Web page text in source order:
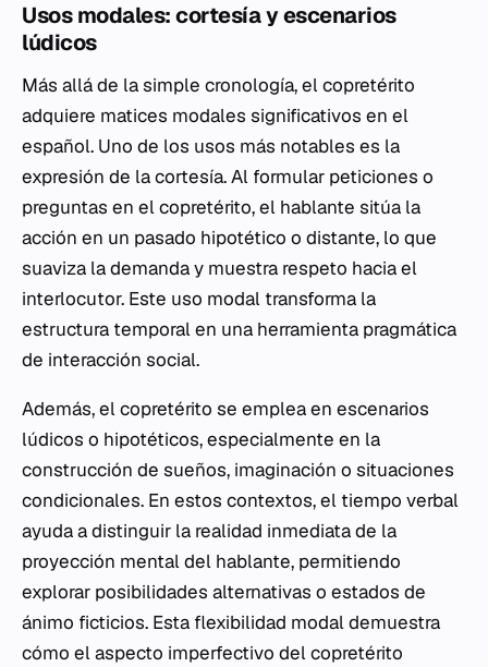
Usos modales: cortesía y escenarios
lúdicos
Más allá de la simple cronología, el copretérito
adquiere matices modales significativos en el
español. Uno de los usos más notables es la
expresión de la cortesía. Al formular peticiones o
preguntas en el copretérito, el hablante sitúa la
acción en un pasado hipotético o distante, lo que
suaviza la demanda y muestra respeto hacia el
interlocutor. Este uso modal transforma la
estructura temporal en una herramienta pragmática
de interacción social.
Además, el copretérito se emplea en escenarios
lúdicos o hipotéticos, especialmente en la
construcción de sueños, imaginación o situaciones
condicionales. En estos contextos, el tiempo verbal
ayuda a distinguir la realidad inmediata de la
proyección mental del hablante, permitiendo
explorar posibilidades alternativas o estados de
ánimo ficticios. Esta flexibilidad modal demuestra
cómo el aspecto imperfectivo del copretérito